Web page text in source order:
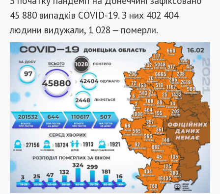
45 880 випадків COVID-19. З них 402 404
людини видужали, 1 028 — померли.